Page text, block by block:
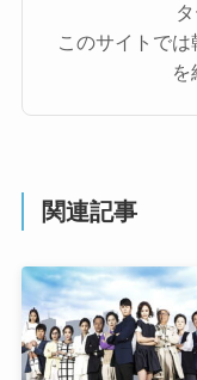
このサイトで
を
関連記事